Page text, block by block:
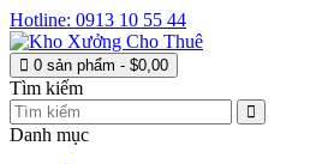
Hotline: 0913 10 55 44
0 sản phẩm - $0,00
Tìm kiếm
Danh mục